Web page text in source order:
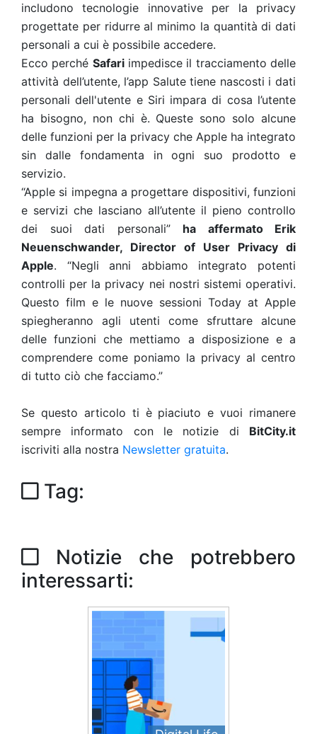
includono tecnologie innovative per la privacy
progettate per ridurre al minimo la quantità di dati
personali a cui è possibile accedere.
Ecco perché Safariimpedisce il tracciamento delle
attività dell’utente, l’app Salute tiene nascosti i dati
personali dell'utente e Siri impara di cosa l’utente
ha bisogno, non chi è. Queste sono solo alcune
delle funzioni per la privacy che Apple ha integrato
sin dalle fondamenta in ogni suo prodotto e
servizio.
“Apple si impegna a progettare dispositivi, funzioni
e servizi che lasciano all’utente il pieno controllo
dei suoi dati personali” ha affermato Erik
Neuenschwander, Director of User Privacy di
Apple. “Negli anni abbiamo integrato potenti
controlli per la privacy nei nostri sistemi operativi.
Questo film e le nuove sessioni Today at Apple
spiegheranno agli utenti come sfruttare alcune
delle funzioni che mettiamo a disposizione e a
comprendere come poniamo la privacy al centro
di tutto ciò che facciamo.”
Se questo articolo ti è piaciuto e vuoi rimanere
sempre informato con le notizie di BitCity.it
iscriviti alla nostra Newsletter gratuita.
Tag:
Notizie che potrebbero
interessarti: